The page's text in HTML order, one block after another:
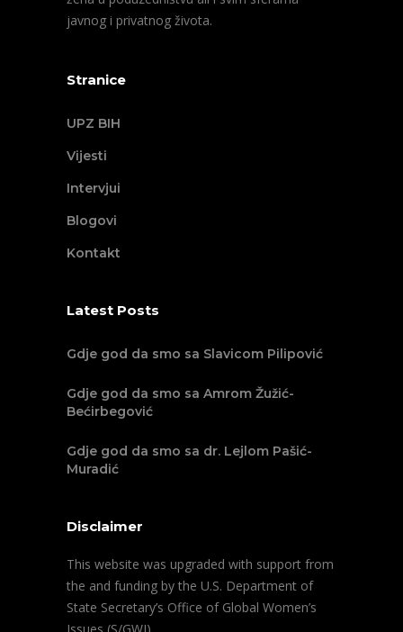
javnog i privatnog života.
Stranice
UPZ BIH
Vijesti
Intervjui
Blogovi
Kontakt
Latest Posts
Gdje god da smo sa Slavicom Pilipović
Gdje god da smo sa Amrom Žužić-
Bećirbegović
Gdje god da smo sa dr. Lejlom Pašić-
Muradić
Disclaimer
This website was upgraded with support from
the and funding by the U.S. Department of
State Secretary’s Office of Global Women’s